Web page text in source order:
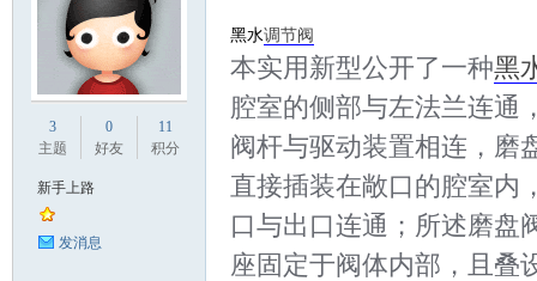
3
主题
0
好友
11
积分
新手上路
发消息
黑水调节阀
本实用新型公开了一种黑
腔室的侧部与左法兰连通
阀杆与驱动装置相连，磨
直接插装在敞口的腔室内
口与出口连通；所述磨盘
座固定于阀体内部，且叠